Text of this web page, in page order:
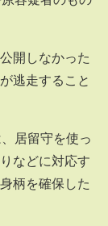
開しなかった
逃走すること
居留守を使っ
などに対応す
柄を確保した